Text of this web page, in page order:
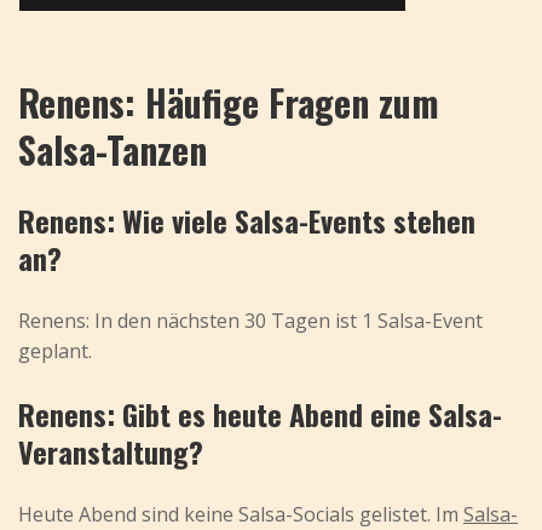
Renens: Häufige Fragen zum
Salsa-Tanzen
Renens: Wie viele Salsa-Events stehen
an?
Renens: In den nächsten 30 Tagen ist 1 Salsa-Event
geplant.
Renens: Gibt es heute Abend eine Salsa-
Veranstaltung?
Heute Abend sind keine Salsa-Socials gelistet. Im Salsa-